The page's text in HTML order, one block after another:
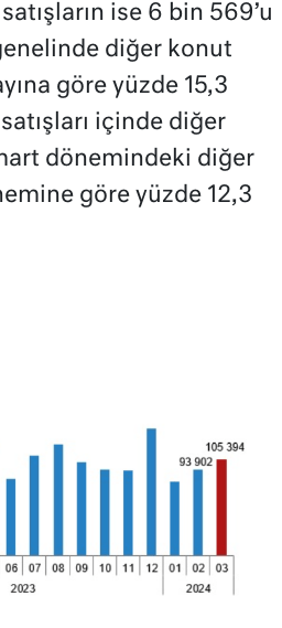
ise 6 bin 569’u
diğer konut
göre yüzde 15,3
içinde diğer
dönemindeki diğer
göre yüzde 12,3